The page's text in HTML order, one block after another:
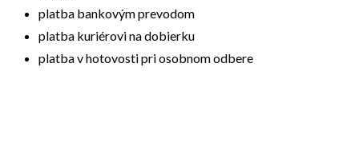
platba bankovým prevodom
platba kuriérovi na dobierku
platba v hotovosti pri osobnom odbere